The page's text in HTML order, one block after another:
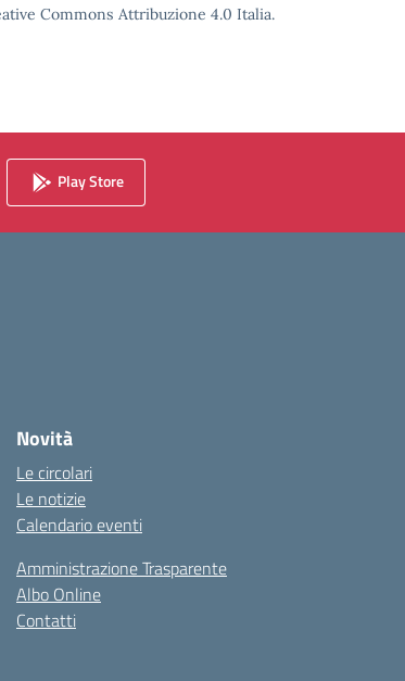
Commons Attribuzione 4.0 Italia.
Play Store
Novità
Le circolari
Le notizie
Calendario eventi
Amministrazione Trasparente
Albo Online
Contatti